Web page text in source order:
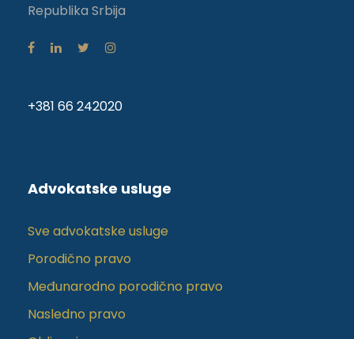
Republika Srbija
+381 66 242020
Advokatske usluge
Sve advokatske usluge
Porodično pravo
Međunarodno porodično pravo
Nasledno pravo